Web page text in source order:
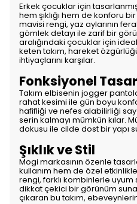
Erkek çocuklar için
hem şıklığı hem de konforu
mavisi rengi, yaz aylarının
gömlek detayı ile zarif bir
aralığındaki çocuklar için
keten takım, hareket
ihtiyaçlarını karşılar.
Fonksiyonel
Takım elbisenin jogger
rahat kesimi ile gün boyu
hafifliği ve nefes alabilirliği
serin kalmayı mümkün kılar.
dokusu ile cilde dost bir yapı
Şıklık ve Stil
Mogi markasının özenle
kullanım hem de özel
rengi, farklı kombinlerle uyum
dikkat çekici bir görünüm
çıkaran bu takım,